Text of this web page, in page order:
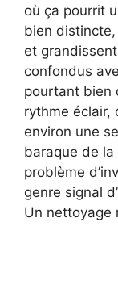
où ça pourrit
bien
et
confondus
pourtant bien
rythme
environ une
baraque de
problème
genre signal
Un nettoyage